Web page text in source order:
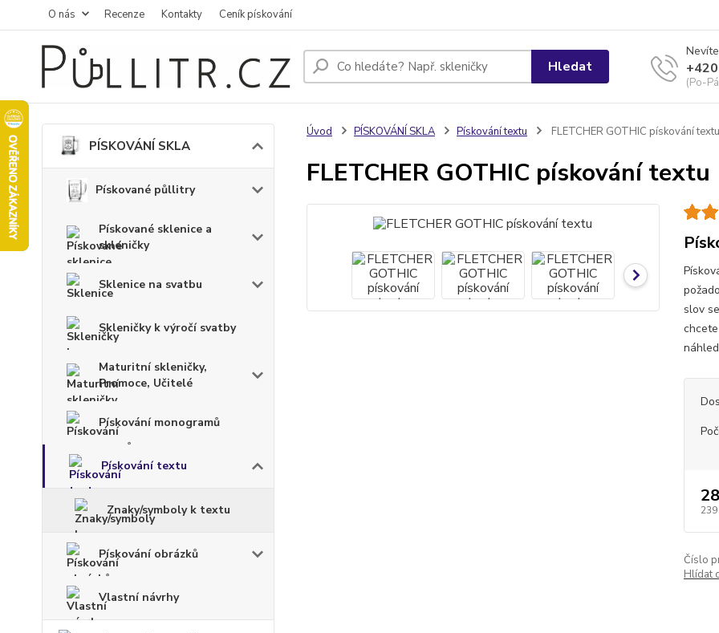
O nás Recenze Kontakty Ceník pískování
Hledat
(Po-
PÍSKOVÁNÍ SKLA
Pískované půllitry
Pískované sklenice a
skleničky
Sklenice na svatbu
Skleničky k výročí svatby
Maturitní skleničky,
Promoce, Učitelé
Pískování monogramů
Pískování textu
Znaky/symboly k textu
Pískování obrázků
Vlastní návrhy
Úvod PÍSKOVÁNÍ SKLA Pískování textu FLETCHER GOTHIC pískování textu
FLETCHER GOTHIC pískování textu
slov
239
Číslo
Hlídat